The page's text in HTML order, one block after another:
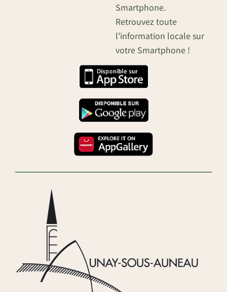
Smartphone.
Retrouvez toute
l’information locale sur
votre Smartphone !